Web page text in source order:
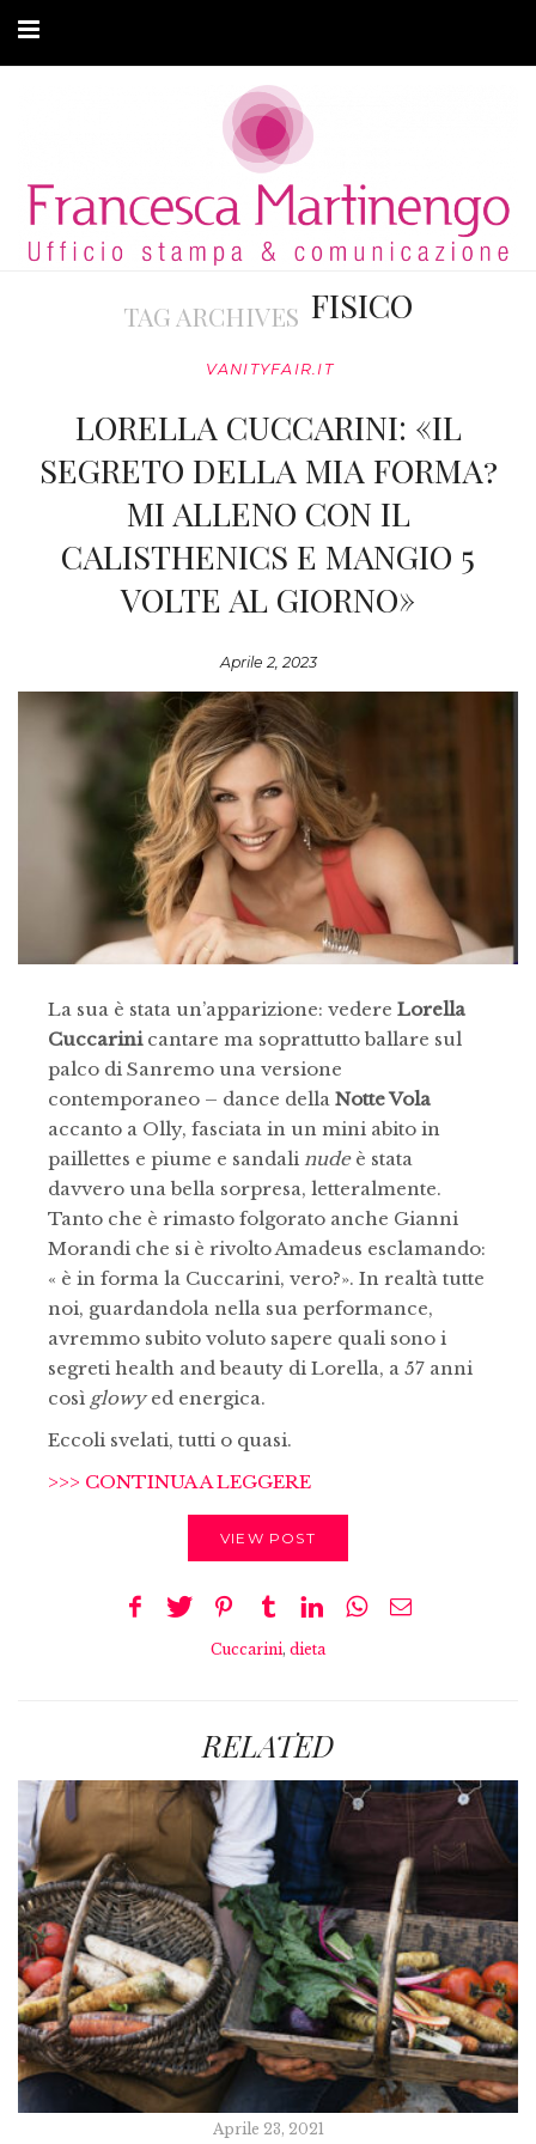
ARTICOLI
MODA ADATTIVA
TAG ARCHIVES FISICO
VANITYFAIR.IT
LORELLA CUCCARINI: «IL
SEGRETO DELLA MIA FORMA?
MI ALLENO CON IL
CALISTHENICS E MANGIO 5
VOLTE AL GIORNO»
Aprile 2, 2023
La sua è stata un’apparizione: vedere Lorella
Cuccarinicantare ma soprattutto ballare sul
palco di Sanremo una versione
contemporaneo – dance della Notte Vola
accanto a Olly, fasciata in un mini abito in
paillettes e piume e sandali nudeè stata
davvero una bella sorpresa, letteralmente.
Tanto che è rimasto folgorato anche Gianni
Morandi che si è rivolto Amadeus esclamando:
« è in forma la Cuccarini, vero?». In realtà tutte
noi, guardandola nella sua performance,
avremmo subito voluto sapere quali sono i
segreti health and beauty di Lorella, a 57 anni
così glowyed energica.
Eccoli svelati, tutti o quasi.
>>> CONTINUA A LEGGERE
VIEW POST
Cuccarini, dieta
RELATED
Aprile 23, 2021